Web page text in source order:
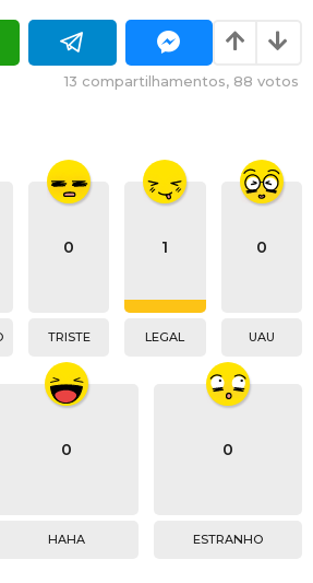
13 compartilhamentos, 88 votos
0
TRISTE
1
LEGAL
0
UAU
0
HAHA
0
ESTRANHO